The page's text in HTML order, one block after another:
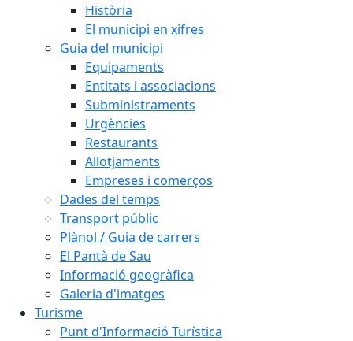
Història
El municipi en xifres
Guia del municipi
Equipaments
Entitats i associacions
Subministraments
Urgències
Restaurants
Allotjaments
Empreses i comerços
Dades del temps
Transport públic
Plànol / Guia de carrers
El Pantà de Sau
Informació geogràfica
Galeria d'imatges
Turisme
Punt d'Informació Turística